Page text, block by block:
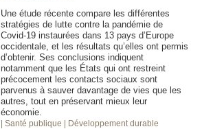
Une étude récente compare les différentes
stratégies de lutte contre la pandémie de
Covid-19 instaurées dans 13 pays d’Europe
occidentale, et les résultats qu’elles ont permis
d’obtenir. Ses conclusions indiquent
notamment que les États qui ont restreint
précocement les contacts sociaux sont
parvenus à sauver davantage de vies que les
autres, tout en préservant mieux leur
économie.
| Santé publique | Développement durable